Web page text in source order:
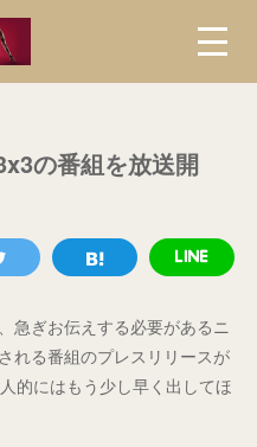
の番組を放送開
急ぎお伝えする必要があるニ
れる番組のプレスリリースが
的にはもう少し早く出してほ